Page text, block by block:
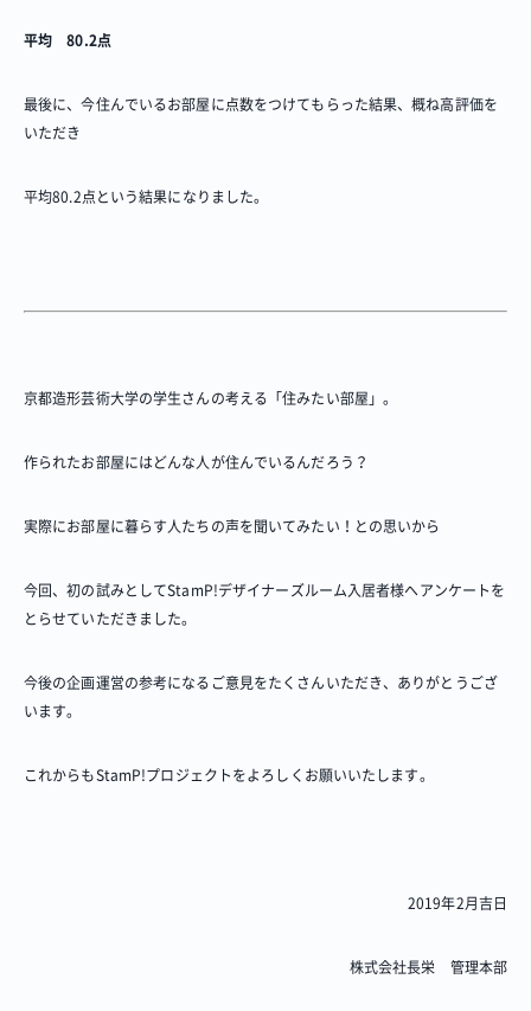
平均80.2点
最後に、今住んでいるお部屋に点数をつけてもらった結果、概ね高評価を
いただき
平均80.2点という結果になりました。
京都造形芸術大学の学生さんの考える「住みたい部屋」。
作られたお部屋にはどんな人が住んでいるんだろう？
実際にお部屋に暮らす人たちの声を聞いてみたい！との思いから
今回、初の試みとしてStamP!デザイナーズルーム入居者様へアンケートを
とらせていただきました。
今後の企画運営の参考になるご意見をたくさんいただき、ありがとうござ
います。
これからもStamP!プロジェクトをよろしくお願いいたします。
2019年2月吉日
株式会社長栄 管理本部